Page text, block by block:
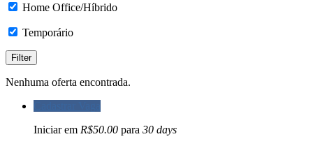
Home Office/Híbrido
Temporário
Nenhuma oferta encontrada.
Iniciar em R$50.00 para 30 days